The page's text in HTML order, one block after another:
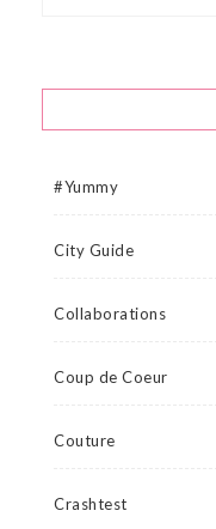
#Yummy
City Guide
Collaborations
Coup de Coeur
Couture
Crashtest